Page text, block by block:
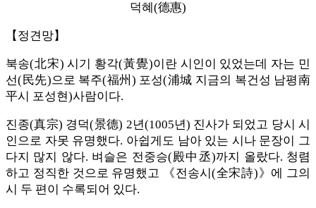
덕혜(德惠)
【정견망】
북송(北宋) 시기 황각(黃覺)이란 시인이 있었는데 자는 민
선(民先)으로 복주(福州) 포성(浦城 지금의 복건성 남평南
平시 포성현)사람이다.
진종(真宗) 경덕(景德) 2년(1005년) 진사가 되었고 당시 시
인으로 자못 유명했다. 아쉽게도 남아 있는 시나 문장이 그
다지 많지 않다. 벼슬은 전중승(殿中丞)까지 올랐다. 청렴
하고 정직한 것으로 유명했고 《전송시(全宋詩)》에 그의
시 두 편이 수록되어 있다.